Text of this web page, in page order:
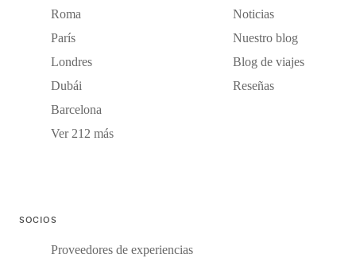
Roma
París
Londres
Dubái
Barcelona
Ver 212 más
Noticias
Nuestro blog
Blog de viajes
Reseñas
SOCIOS
Proveedores de experiencias